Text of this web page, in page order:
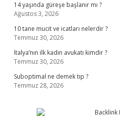
14 yaşında güreşe başlanır mı ?
Ağustos 3, 2026
10 tane mucit ve icatları nelerdir ?
Temmuz 30, 2026
İtalya’nın ilk kadın avukatı kimdir ?
Temmuz 30, 2026
Suboptimal ne demek tıp ?
Temmuz 28, 2026